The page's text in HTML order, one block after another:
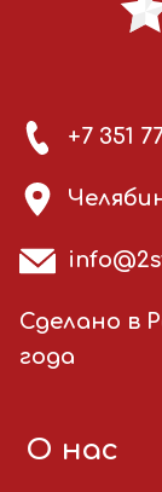
+7 351
Сделано в
года
О нас